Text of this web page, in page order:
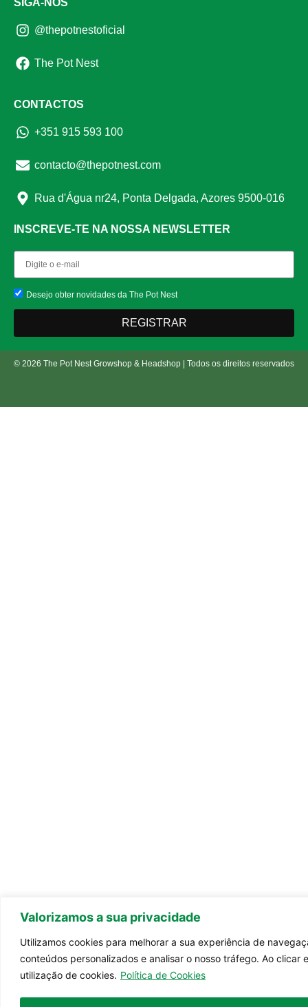
Valorizamos a sua privacidade
Utilizamos cookies para melhorar a sua experiência de
conteúdos personalizados e analisar o nosso tráfego. Ao clicar
utilização de cookies. Política de Cookies
SIGA-NOS
@thepotnestoficial
The Pot Nest
CONTACTOS
+351 915 593 100
contacto@thepotnest.com
Rua d'Água nr24, Ponta Delgada, Azores 9500-016
INSCREVE-TE NA NOSSA NEWSLETTER
Desejo obter novidades da The Pot Nest
REGISTRAR
© 2026 The Pot Nest Growshop & Headshop | Todos os direitos reservados